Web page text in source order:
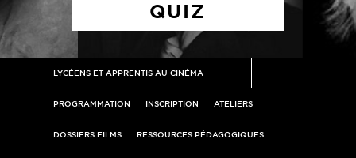
ÉDUCATION AUX IMAGES
QUIZ
LYCÉENS ET APPRENTIS AU CINÉMA
PROGRAMMATION INSCRIPTION ATELIERS
DOSSIERS FILMS RESSOURCES PÉDAGOGIQUES